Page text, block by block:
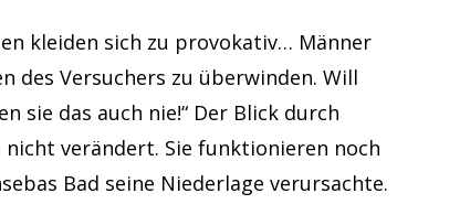
kleiden sich zu provokativ… Männer
des Versuchers zu überwinden. Will
sie das auch nie!“ Der Blick durch
verändert. Sie funktionieren noch
Bad seine Niederlage verursachte.